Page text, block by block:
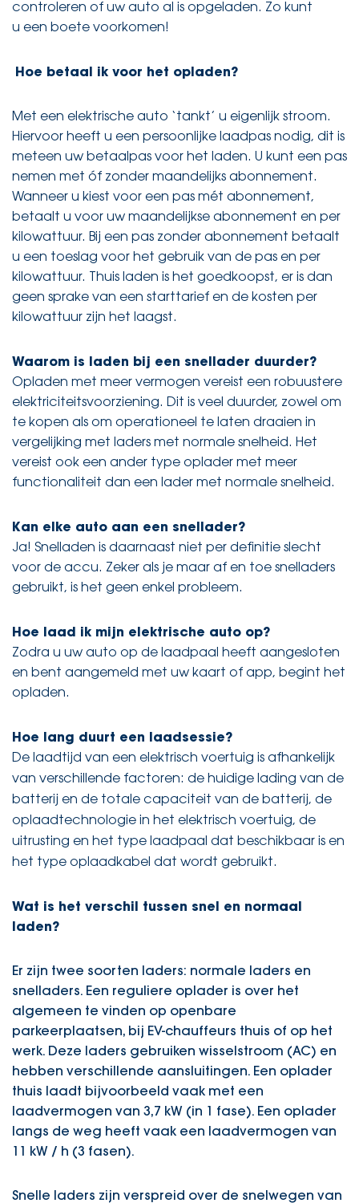
controleren of uw auto al is opgeladen. Zo kunt
u een boete voorkomen!
Hoe betaal ik voor het opladen?
Met een elektrische auto ‘tankt’ u eigenlijk stroom.
Hiervoor heeft u een persoonlijke laadpas nodig, dit is
meteen uw betaalpas voor het laden. U kunt een pas
nemen met óf zonder maandelijks abonnement.
Wanneer u kiest voor een pas mét abonnement,
betaalt u voor uw maandelijkse abonnement en per
kilowattuur. Bij een pas zonder abonnement betaalt
u een toeslag voor het gebruik van de pas en per
kilowattuur. Thuis laden is het goedkoopst, er is dan
geen sprake van een starttarief en de kosten per
kilowattuur zijn het laagst.
Waarom is laden bij een snellader duurder?
Opladen met meer vermogen vereist een robuustere
elektriciteitsvoorziening. Dit is veel duurder, zowel om
te kopen als om operationeel te laten draaien in
vergelijking met laders met normale snelheid. Het
vereist ook een ander type oplader met meer
functionaliteit dan een lader met normale snelheid.
Kan elke auto aan een snellader?
Ja! Snelladen is daarnaast niet per definitie slecht
voor de accu. Zeker als je maar af en toe snelladers
gebruikt, is het geen enkel probleem.
Hoe laad ik mijn elektrische auto op?
Zodra u uw auto op de laadpaal heeft aangesloten
en bent aangemeld met uw kaart of app, begint het
opladen.
Hoe lang duurt een laadsessie?
De laadtijd van een elektrisch voertuig is afhankelijk
van verschillende factoren: de huidige lading van de
batterij en de totale capaciteit van de batterij, de
oplaadtechnologie in het elektrisch voertuig, de
uitrusting en het type laadpaal dat beschikbaar is en
het type oplaadkabel dat wordt gebruikt.
Wat is het verschil tussen snel en normaal
laden?
Er zijn twee soorten laders: normale laders en
snelladers. Een reguliere oplader is over het
algemeen te vinden op openbare
parkeerplaatsen, bij EV-chauffeurs thuis of op het
werk. Deze laders gebruiken wisselstroom (AC) en
hebben verschillende aansluitingen. Een oplader
thuis laadt bijvoorbeeld vaak met een
laadvermogen van 3,7 kW (in 1 fase). Een oplader
langs de weg heeft vaak een laadvermogen van
11 kW / h (3 fasen).
Snelle laders zijn verspreid over de snelwegen van